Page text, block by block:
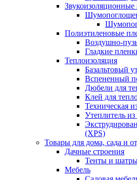
Звукоизоляционные
Полиэтиленовые
Воздушно-
Гладкие
Теплоизоляция
Базальтовый
Вспененный
Дюбели для
Клей для
Техническая
Утеплитель из
(XPS)
Товары для дома, сада и
Дачные строения
Тенты и
Мебель